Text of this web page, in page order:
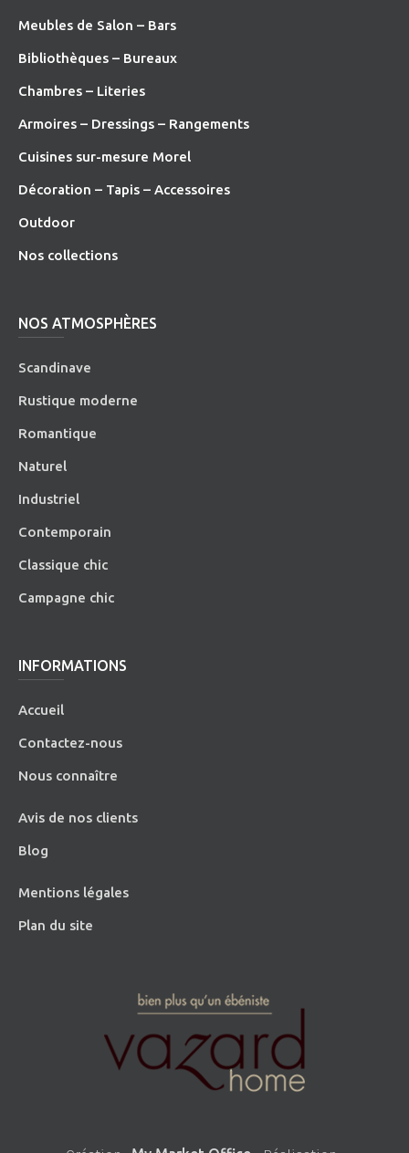
Meubles de Salon – Bars
Bibliothèques – Bureaux
Chambres – Literies
Armoires – Dressings – Rangements
Cuisines sur-mesure Morel
Décoration – Tapis – Accessoires
Outdoor
Nos collections
NOS ATMOSPHÈRES
Scandinave
Rustique moderne
Romantique
Naturel
Industriel
Contemporain
Classique chic
Campagne chic
INFORMATIONS
Accueil
Contactez-nous
Nous connaître
Avis de nos clients
Blog
Mentions légales
Plan du site